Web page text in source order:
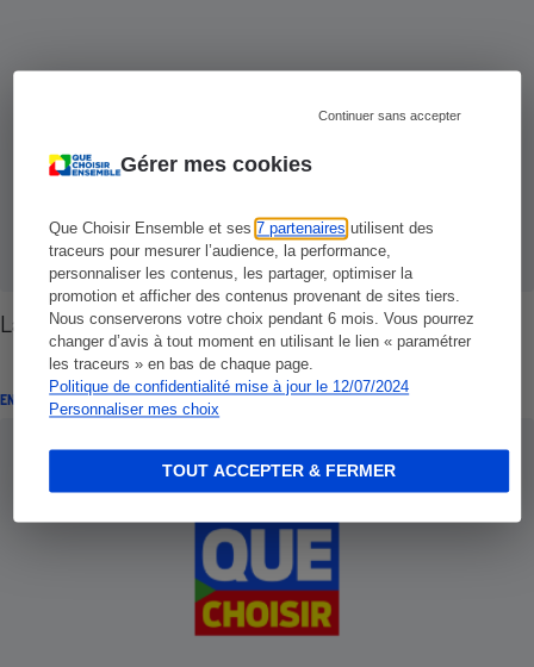
Gérer mes cookies
Que Choisir Ensemble et ses7 partenaires utilisent des
traceurs pour mesurer l’audience, la performance,
personnaliser les contenus, les partager, optimiser la
promotion et afficher des contenus provenant de sites tiers.
Nous conserverons votre choix pendant 6 mois. Vous pourrez
changer d’avis à tout moment en utilisant le lien « paramétrer
les traceurs » en bas de chaque page.
Politique de confidentialité mise à jour le 12/07/2024
Personnaliser mes choix
Continuer sans accepter
TOUT ACCEPTER & FERMER
La Poste - La main dans le sac
ENQUÊTE